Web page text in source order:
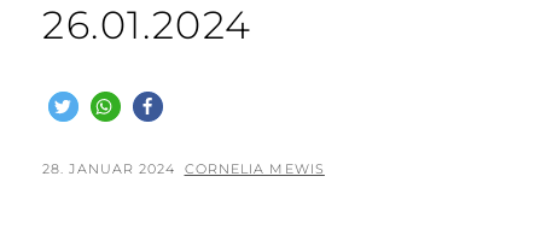
26.01.2024
POSTED
28. JANUAR 2024 BY
CORNELIA MEWIS